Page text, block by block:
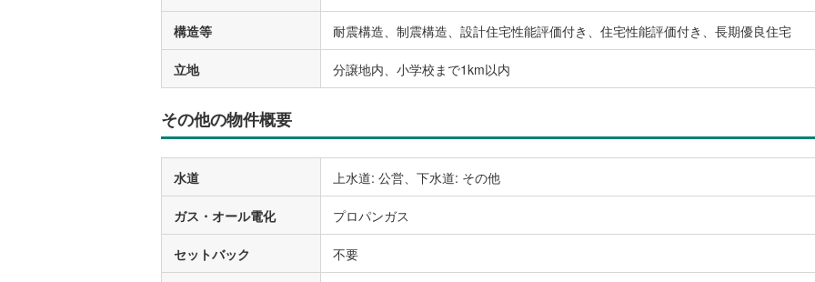
構造等 耐震構造、制震構造、設計住宅性能評価付き、住宅性能評価付き、長期優良住宅
立地 分譲地内、小学校まで1km以内
その他の物件概要
水道 上水道: 公営、下水道: その他
ガス・オール電化 プロパンガス
セットバック 不要